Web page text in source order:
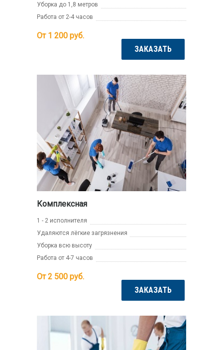
Уборка до 1,8 метров
Работа от 2-4 часов
От 1 200 руб.
ЗАКАЗАТЬ
Комплексная
1 - 2 исполнителя
Удаляются лёгкие загрязнения
Уборка всю высоту
Работа от 4-7 часов
От 2 500 руб.
ЗАКАЗАТЬ